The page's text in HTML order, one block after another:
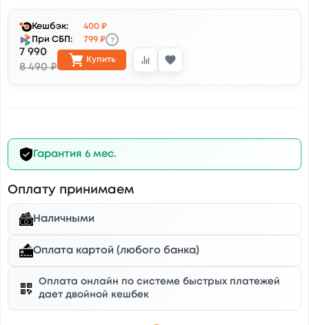
Кешбэк:
400 ₽
При СБП:
799 ₽ ?
7 990
8 490 ₽
Купить
Гарантия 6 мес.
Оплату принимаем
Наличными
Оплата картой (любого банка)
Оплата онлайн по системе быстрых платежей
дает двойной кешбек